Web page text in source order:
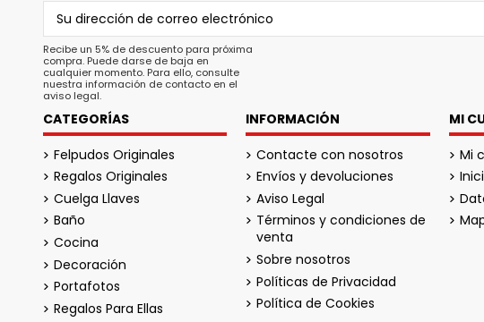
Recibe un 5% de descuento para próxima
compra. Puede darse de baja en
cualquier momento. Para ello, consulte
nuestra información de contacto en el
aviso legal.
CATEGORÍAS
Felpudos Originales
Regalos Originales
Cuelga Llaves
Baño
Cocina
Decoración
Portafotos
Regalos Para Ellas
INFORMACIÓN
Contacte con nosotros
Envíos y devoluciones
Aviso Legal
Términos y condiciones de
venta
Sobre nosotros
Políticas de Privacidad
Política de Cookies
MI
Mi